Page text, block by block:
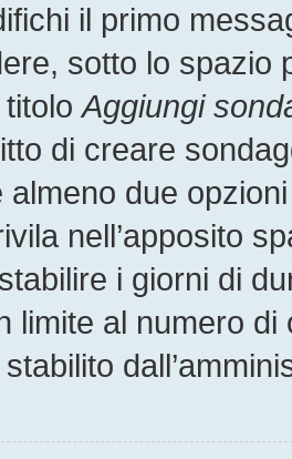
il primo
sotto lo spazio
titoloAggiungi
di creare
almeno due
nell’apposito
i giorni di
limite al numero